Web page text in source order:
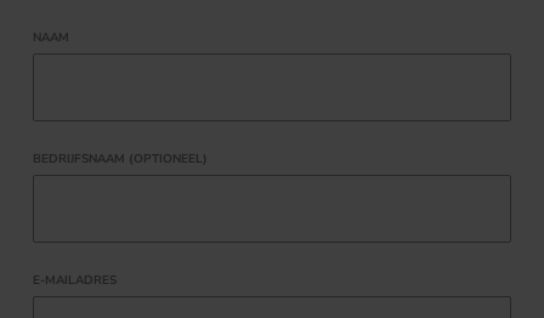
NAAM
BEDRIJFSNAAM (OPTIONEEL)
E-MAILADRES